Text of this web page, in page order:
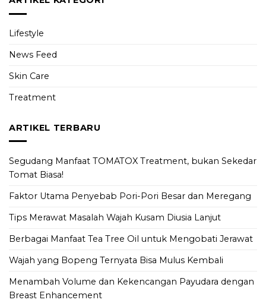
Lifestyle
News Feed
Skin Care
Treatment
ARTIKEL TERBARU
Segudang Manfaat TOMATOX Treatment, bukan Sekedar
Tomat Biasa!
Faktor Utama Penyebab Pori-Pori Besar dan Meregang
Tips Merawat Masalah Wajah Kusam Diusia Lanjut
Berbagai Manfaat Tea Tree Oil untuk Mengobati Jerawat
Wajah yang Bopeng Ternyata Bisa Mulus Kembali
Menambah Volume dan Kekencangan Payudara dengan
Breast Enhancement